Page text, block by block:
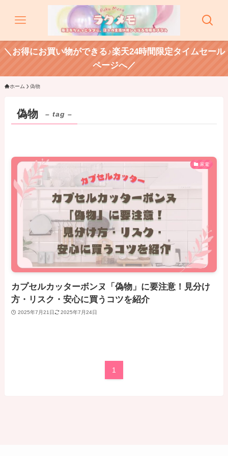
＼お得にお買い物ができる♪楽天24時間限定タイムセール
ページへ／
ホーム 偽物
偽物 – tag –
家電
カプセルカッターボンヌ「偽物」に要注意！見分け
方・リスク・安心に買うコツを紹介
2025年7月21日 2025年7月24日
1